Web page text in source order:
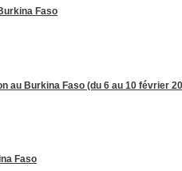
Faso
au Burkina Faso (du 6 au 10 février
Faso